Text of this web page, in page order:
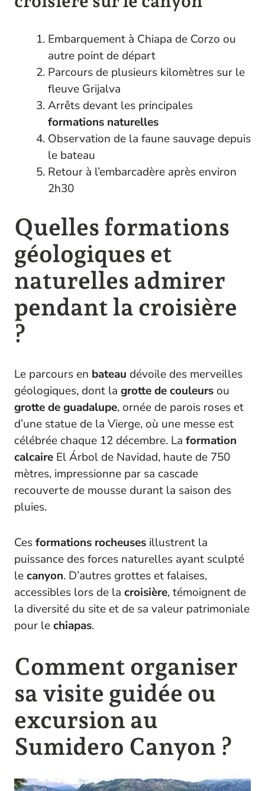
Embarquement à Chiapa de Corzo ou
autre point de départ
Parcours de plusieurs kilomètres sur le
fleuve Grijalva
Arrêts devant les principales
formations naturelles
Observation de la faune sauvage depuis
le bateau
Retour à l’embarcadère après environ
2h30
Quelles formations
géologiques et
naturelles admirer
pendant la croisière
?
Le parcours en bateau dévoile des merveilles
géologiques, dont la grotte de couleurs ou
grotte de guadalupe, ornée de parois roses et
d’une statue de la Vierge, où une messe est
célébrée chaque 12 décembre. La formation
calcaire El Árbol de Navidad, haute de 750
mètres, impressionne par sa cascade
recouverte de mousse durant la saison des
pluies.
Cesformations rocheuses illustrent la
puissance des forces naturelles ayant sculpté
lecanyon. D’autres grottes et falaises,
accessibles lors de la croisière, témoignent de
la diversité du site et de sa valeur patrimoniale
pour lechiapas.
Comment organiser
sa visite guidée ou
excursion au
Sumidero Canyon ?